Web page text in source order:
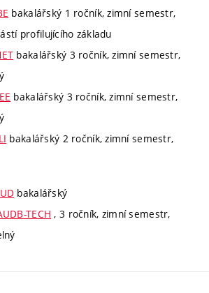
bakalářský 1 ročník, zimní semestr,
profilujícího základu
bakalářský 3 ročník, zimní semestr,
bakalářský 3 ročník, zimní semestr,
bakalářský 2 ročník, zimní semestr,
bakalářský
TECH , 3 ročník, zimní semestr,